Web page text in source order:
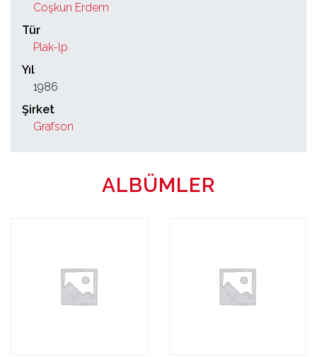
Coşkun Erdem
Tür
Plak-lp
Yıl
1986
Şirket
Grafson
ALBÜMLER